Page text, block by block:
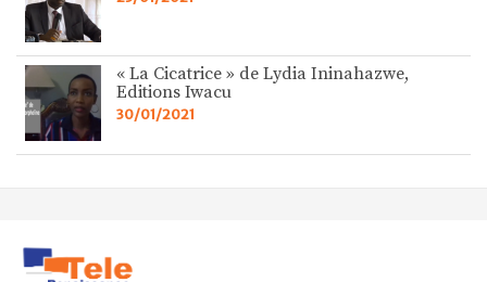
« La Cicatrice » de Lydia Ininahazwe,
Editions Iwacu
30/01/2021